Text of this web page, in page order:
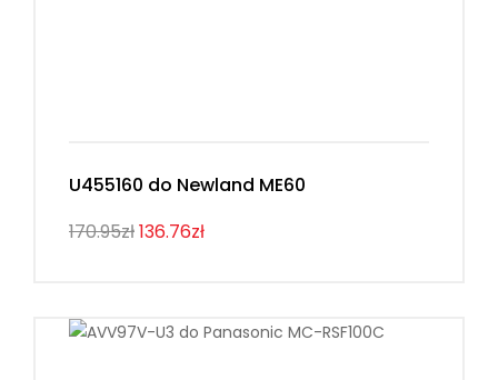
U455160 do Newland ME60
170.95zł136.76zł